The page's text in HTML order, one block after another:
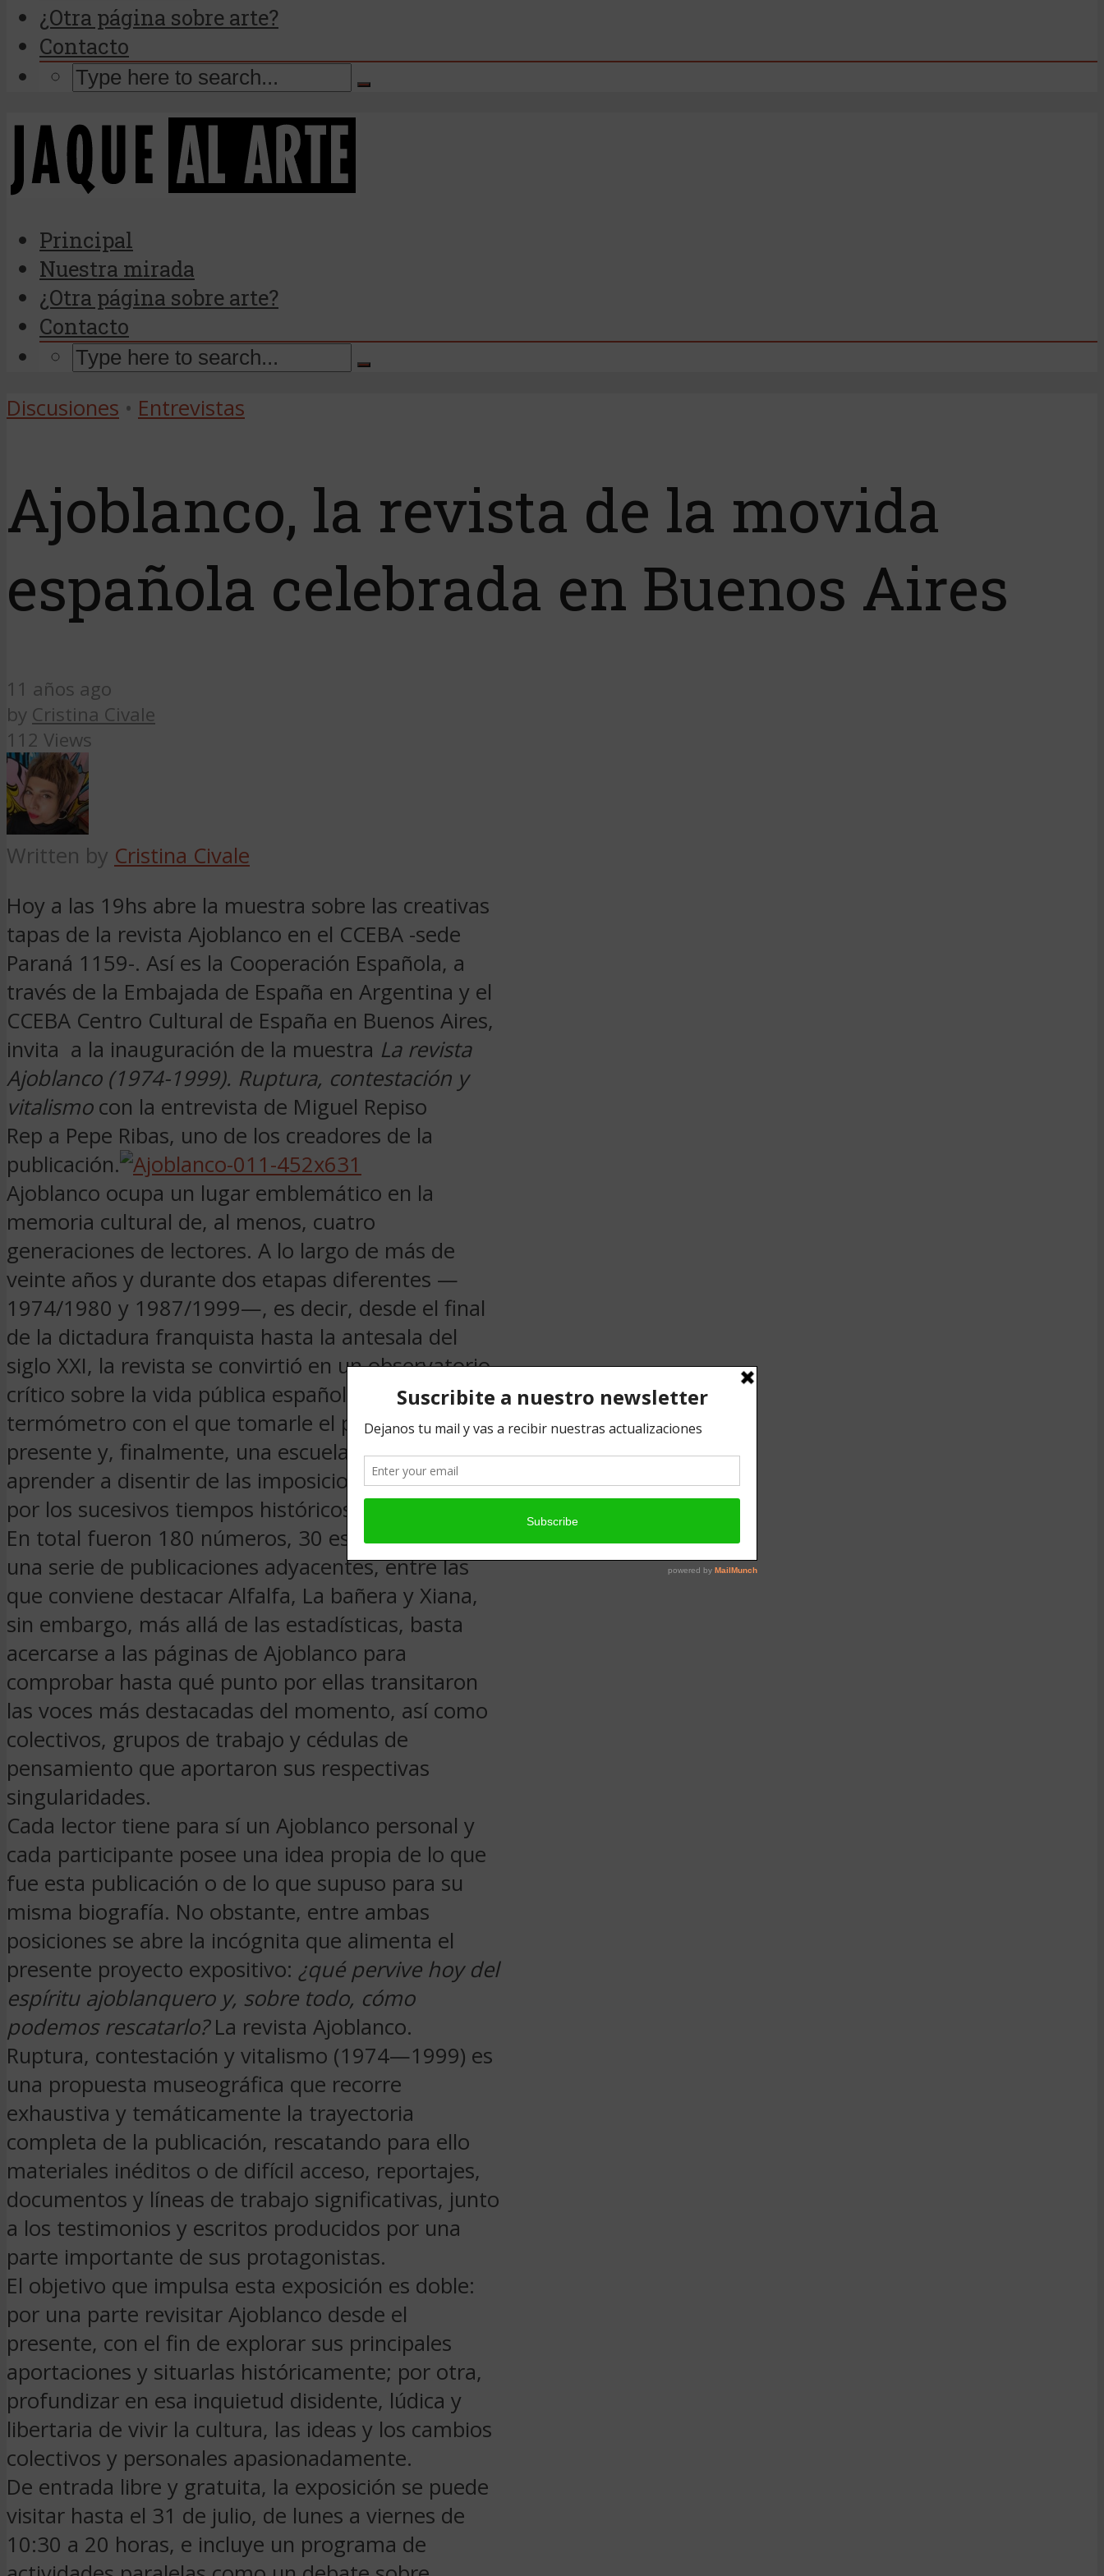
¿Otra página sobre arte?
Contacto
Principal
Nuestra mirada
¿Otra página sobre arte?
Contacto
Discusiones • Entrevistas
Ajoblanco, la revista de la movida
española celebrada en Buenos Aires
11 años ago
by Cristina Civale
112 Views
Written by Cristina Civale
Hoy a las 19hs abre la muestra sobre las creativas
tapas de la revista Ajoblanco en el CCEBA -sede
Paraná 1159-. Así es la Cooperación Española, a
través de la Embajada de España en Argentina y el
CCEBA Centro Cultural de España en Buenos Aires,
invita a la inauguración de la muestra La revista
Ajoblanco (1974-1999). Ruptura, contestación y
vitalismocon la entrevista de Miguel Repiso
Rep a Pepe Ribas, uno de los creadores de la
publicación.
Ajoblanco ocupa un lugar emblemático en la
memoria cultural de, al menos, cuatro
generaciones de lectores. A lo largo de más de
veinte años y durante dos etapas diferentes —
1974/1980 y 1987/1999—, es decir, desde el final
de la dictadura franquista hasta la antesala del
siglo XXI, la revista se convirtió en un observatorio
crítico sobre la vida pública española, un
termómetro con el que tomarle el pulso al
presente y, finalmente, una escuela donde
aprender a disentir de las imposiciones generadas
por los sucesivos tiempos históricos.
En total fueron 180 números, 30 especiales y toda
una serie de publicaciones adyacentes, entre las
que conviene destacar Alfalfa, La bañera y Xiana,
sin embargo, más allá de las estadísticas, basta
acercarse a las páginas de Ajoblanco para
comprobar hasta qué punto por ellas transitaron
las voces más destacadas del momento, así como
colectivos, grupos de trabajo y cédulas de
pensamiento que aportaron sus respectivas
singularidades.
Cada lector tiene para sí un Ajoblanco personal y
cada participante posee una idea propia de lo que
fue esta publicación o de lo que supuso para su
misma biografía. No obstante, entre ambas
posiciones se abre la incógnita que alimenta el
presente proyecto expositivo: ¿qué pervive hoy del
espíritu ajoblanquero y, sobre todo, cómo
podemos rescatarlo?La revista Ajoblanco.
Ruptura, contestación y vitalismo (1974—1999) es
una propuesta museográfica que recorre
exhaustiva y temáticamente la trayectoria
completa de la publicación, rescatando para ello
materiales inéditos o de difícil acceso, reportajes,
documentos y líneas de trabajo significativas, junto
a los testimonios y escritos producidos por una
parte importante de sus protagonistas.
El objetivo que impulsa esta exposición es doble:
por una parte revisitar Ajoblanco desde el
presente, con el fin de explorar sus principales
aportaciones y situarlas históricamente; por otra,
profundizar en esa inquietud disidente, lúdica y
libertaria de vivir la cultura, las ideas y los cambios
colectivos y personales apasionadamente.
De entrada libre y gratuita, la exposición se puede
visitar hasta el 31 de julio, de lunes a viernes de
10:30 a 20 horas, e incluye un programa de